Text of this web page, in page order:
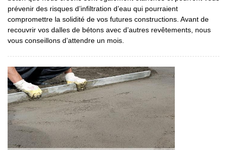
prévenir des risques d’infiltration d’eau qui pourraient
compromettre la solidité de vos futures constructions. Avant de
recouvrir vos dalles de bétons avec d’autres revêtements, nous
vous conseillons d’attendre un mois.